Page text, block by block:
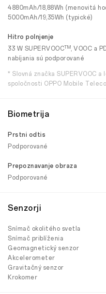
4880mAh/18,88Wh (menovitá
5000mAh/19,35Wh (typické)
Hitro polnjenje
33 W SUPERVOOCTM, VOOC a
nabíjania sú podporované
* Slovná značka SUPERVOOC
spoločnosti OPPO Mobile
Biometrija
Prstni odtis
Podporované
Prepoznavanje obraza
Podporované
Senzorji
Snímač okolitého svetla
Snímač priblíženia
Geomagnetický senzor
Akcelerometer
Gravitačný senzor
Krokomer